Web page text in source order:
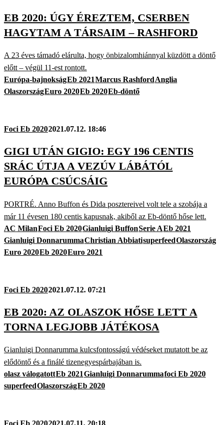
EB 2020: ÚGY ÉREZTEM, CSERBEN
HAGYTAM A TÁRSAIM – RASHFORD
A 23 éves támadó elárulta, hogy önbizalomhiánnyal küzdött a döntő
előtt – végül 11-est rontott.
Európa-bajnokságEb 2021Marcus RashfordAnglia
OlaszországEuro 2020Eb 2020Eb-döntő
Foci Eb 20202021.07.12. 18:46
GIGI UTÁN GIGIO: EGY 196 CENTIS
SRÁC ÚTJA A VEZÚV LÁBÁTÓL
EURÓPA CSÚCSÁIG
PORTRÉ. Anno Buffon és Dida posztereivel volt tele a szobája a
már 11 évesen 180 centis kapusnak, akiből az Eb-döntő hőse lett.
AC MilanFoci Eb 2020Gianluigi BuffonSerie AEb 2021
Gianluigi DonnarummaChristian AbbiatisuperfeedOlaszország
Euro 2020Eb 2020Euro 2021
Foci Eb 20202021.07.12. 07:21
EB 2020: AZ OLASZOK HŐSE LETT A
TORNA LEGJOBB JÁTÉKOSA
Gianluigi Donnarumma kulcsfontosságú védéseket mutatott be az
elődöntő és a finálé tizenegyespárbajában is.
olasz válogatottEb 2021Gianluigi Donnarummafoci Eb 2020
superfeedOlaszországEb 2020
Foci Eb 20202021.07.11. 20:18